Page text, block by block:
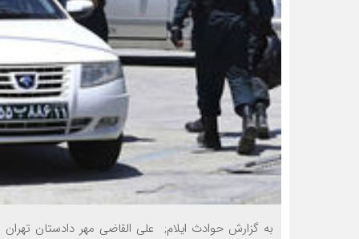
به گزارش حوادث ایلام; علی القاضی مهر دادستان